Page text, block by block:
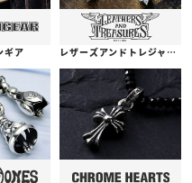
ギア レザーズアンドトレジャーズ